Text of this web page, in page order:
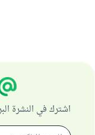
اشترك في النشرة